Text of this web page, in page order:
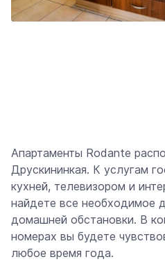
Апартаменты Rodante
Друскининкая. К услугам
кухней, телевизором и
найдете все необходимое
домашней обстановки. В
номерах вы будете
любое время года.